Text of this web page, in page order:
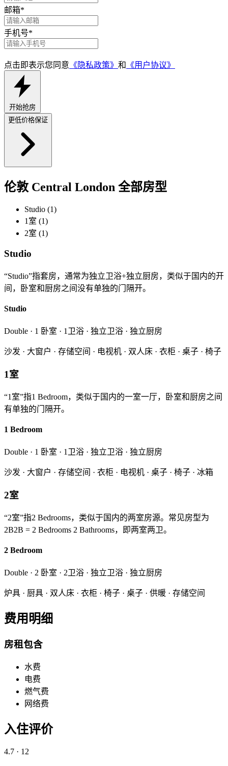
邮箱*
手机号*
点击即表示您同意 《隐私政策》 和 《用户协议》
开始抢房
更低价格保证
伦敦 Central London 全部房型
Studio (1)
1室 (1)
2室 (1)
Studio
“Studio”指套房，通常为独立卫浴+独立厨房，类似于国内的开
间，卧室和厨房之间没有单独的门隔开。
Studio
Double · 1 卧室 · 1卫浴 · 独立卫浴 · 独立厨房
沙发 · 大窗户 · 存储空间 · 电视机 · 双人床 · 衣柜 · 桌子 · 椅子
1室
“1室”指1 Bedroom，类似于国内的一室一厅，卧室和厨房之间
有单独的门隔开。
1 Bedroom
Double · 1 卧室 · 1卫浴 · 独立卫浴 · 独立厨房
沙发 · 大窗户 · 存储空间 · 衣柜 · 电视机 · 桌子 · 椅子 · 冰箱
2室
“2室”指2 Bedrooms，类似于国内的两室房源。常见房型为
2B2B = 2 Bedrooms 2 Bathrooms，即两室两卫。
2 Bedroom
Double · 2 卧室 · 2卫浴 · 独立卫浴 · 独立厨房
炉具 · 厨具 · 双人床 · 衣柜 · 椅子 · 桌子 · 供暖 · 存储空间
费用明细
房租包含
水费
电费
燃气费
网络费
入住评价
4.7 · 12